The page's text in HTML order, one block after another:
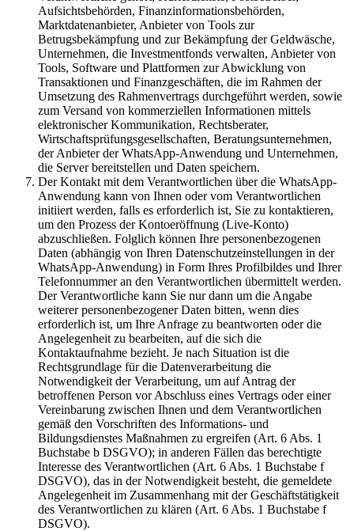
Aufsichtsbehörden, Finanzinformationsbehörden,
Marktdatenanbieter, Anbieter von Tools zur
Betrugsbekämpfung und zur Bekämpfung der Geldwäsche,
Unternehmen, die Investmentfonds verwalten, Anbieter von
Tools, Software und Plattformen zur Abwicklung von
Transaktionen und Finanzgeschäften, die im Rahmen der
Umsetzung des Rahmenvertrags durchgeführt werden, sowie
zum Versand von kommerziellen Informationen mittels
elektronischer Kommunikation, Rechtsberater,
Wirtschaftsprüfungsgesellschaften, Beratungsunternehmen,
der Anbieter der WhatsApp-Anwendung und Unternehmen,
die Server bereitstellen und Daten speichern.
Der Kontakt mit dem Verantwortlichen über die WhatsApp-
Anwendung kann von Ihnen oder vom Verantwortlichen
initiiert werden, falls es erforderlich ist, Sie zu kontaktieren,
um den Prozess der Kontoeröffnung (Live-Konto)
abzuschließen. Folglich können Ihre personenbezogenen
Daten (abhängig von Ihren Datenschutzeinstellungen in der
WhatsApp-Anwendung) in Form Ihres Profilbildes und Ihrer
Telefonnummer an den Verantwortlichen übermittelt werden.
Der Verantwortliche kann Sie nur dann um die Angabe
weiterer personenbezogener Daten bitten, wenn dies
erforderlich ist, um Ihre Anfrage zu beantworten oder die
Angelegenheit zu bearbeiten, auf die sich die
Kontaktaufnahme bezieht. Je nach Situation ist die
Rechtsgrundlage für die Datenverarbeitung die
Notwendigkeit der Verarbeitung, um auf Antrag der
betroffenen Person vor Abschluss eines Vertrags oder einer
Vereinbarung zwischen Ihnen und dem Verantwortlichen
gemäß den Vorschriften des Informations- und
Bildungsdienstes Maßnahmen zu ergreifen (Art. 6 Abs. 1
Buchstabe b DSGVO); in anderen Fällen das berechtigte
Interesse des Verantwortlichen (Art. 6 Abs. 1 Buchstabe f
DSGVO), das in der Notwendigkeit besteht, die gemeldete
Angelegenheit im Zusammenhang mit der Geschäftstätigkeit
des Verantwortlichen zu klären (Art. 6 Abs. 1 Buchstabe f
DSGVO).